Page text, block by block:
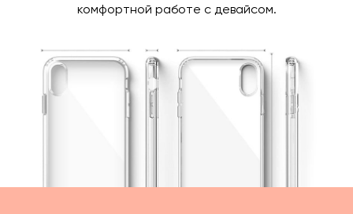
комфортной работе с девайсом.